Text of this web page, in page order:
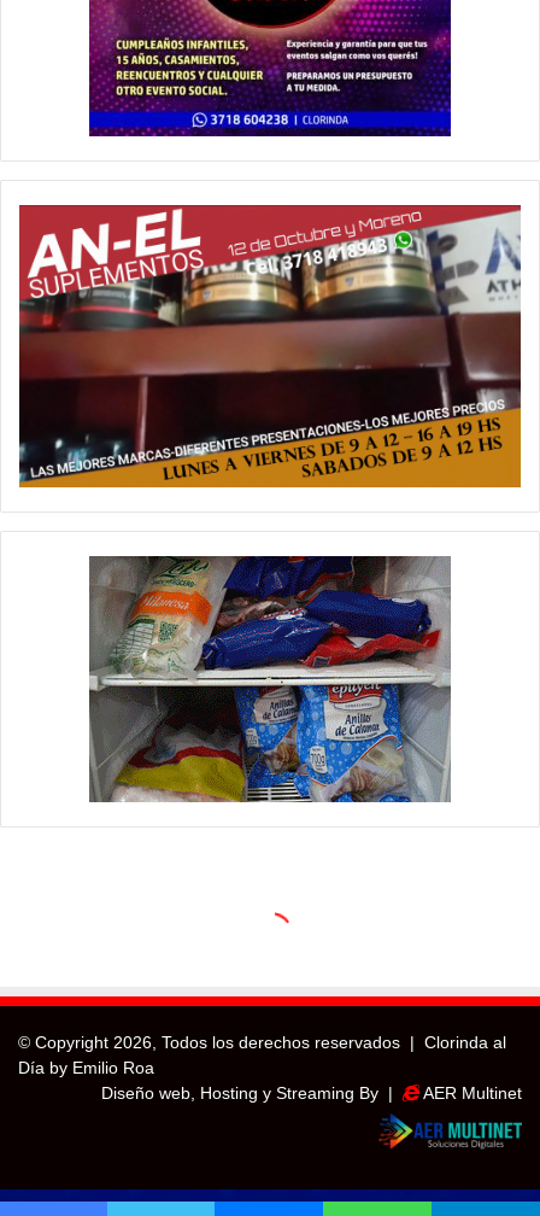
© Copyright 2026, Todos los derechos reservados | Clorinda al
Día by Emilio Roa
Diseño web, Hosting y Streaming By |
AER Multinet